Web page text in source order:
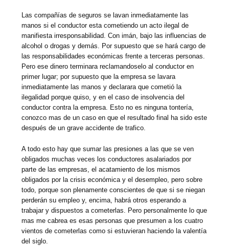
Las compañías de seguros se lavan inmediatamente las
manos si el conductor esta cometiendo un acto ilegal de
manifiesta irresponsabilidad. Con imán, bajo las influencias de
alcohol o drogas y demás. Por supuesto que se hará cargo de
las responsabilidades económicas frente a terceras personas.
Pero ese dinero terminara reclamandoselo al conductor en
primer lugar; por supuesto que la empresa se lavara
inmediatamente las manos y declarara que cometió la
ilegalidad porque quiso, y en el caso de insolvencia del
conductor contra la empresa. Esto no es ninguna tontería,
conozco mas de un caso en que el resultado final ha sido este
después de un grave accidente de trafico.
A todo esto hay que sumar las presiones a las que se ven
obligados muchas veces los conductores asalariados por
parte de las empresas, el acatamiento de los mismos
obligados por la crisis económica y el desempleo, pero sobre
todo, porque son plenamente conscientes de que si se niegan
perderán su empleo y, encima, habrá otros esperando a
trabajar y dispuestos a cometerlas. Pero personalmente lo que
mas me cabrea es esas personas que presumen a los cuatro
vientos de cometerlas como si estuvieran haciendo la valentía
del siglo.